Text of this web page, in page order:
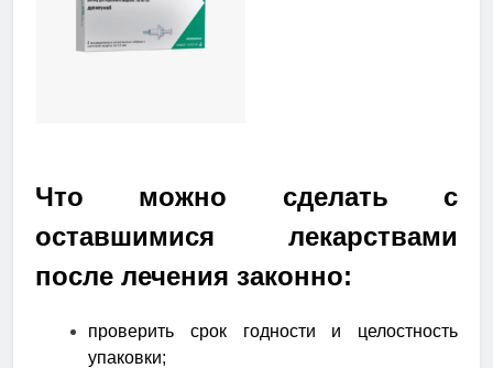
Что можно сделать с
оставшимися лекарствами
после лечения законно:
проверить срок годности и целостность
упаковки;